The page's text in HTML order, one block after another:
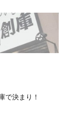
で決まり！